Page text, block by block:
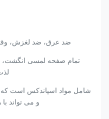
ضد عرق، ضد لغزش،
تمام صفحه لمسی انگشت،
شامل مواد اسپاندکس است که
و می تواند